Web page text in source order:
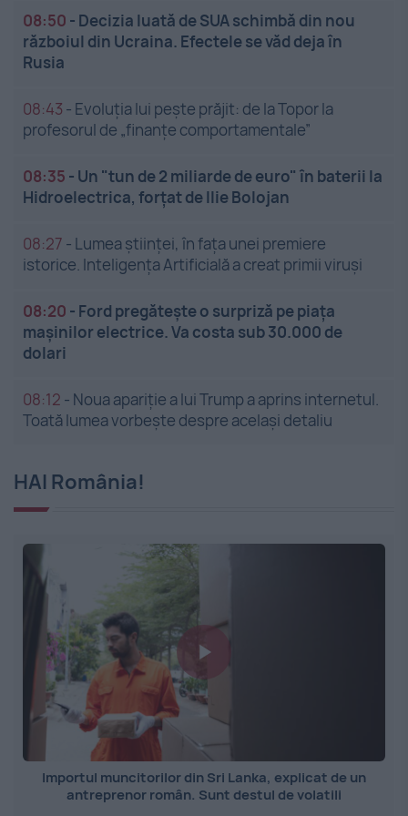
08:50 - Decizia luată de SUA schimbă din nou
războiul din Ucraina. Efectele se văd deja în
Rusia
08:43 - Evoluția lui pește prăjit: de la Topor la
profesorul de „finanțe comportamentale”
08:35 - Un "tun de 2 miliarde de euro" în baterii la
Hidroelectrica, forțat de Ilie Bolojan
08:27 - Lumea științei, în fața unei premiere
istorice. Inteligența Artificială a creat primii viruși
08:20 - Ford pregătește o surpriză pe piața
mașinilor electrice. Va costa sub 30.000 de
dolari
08:12 - Noua apariție a lui Trump a aprins internetul.
Toată lumea vorbește despre același detaliu
HAI România!
Importul muncitorilor din Sri Lanka, explicat de un
antreprenor român. Sunt destul de volatili